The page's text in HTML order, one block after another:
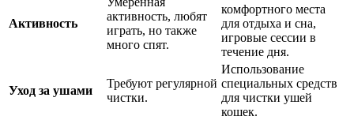
Активность
активность, любят
играть, но также
много спят.
комфортного места
для отдыха и сна,
игровые сессии в
течение дня.
Уход за ушами
Требуют регулярной
чистки.
Использование
специальных средств
для чистки ушей
кошек.